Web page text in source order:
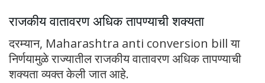
राजकीय वातावरण अधिक तापण्याची शक्यता
दरम्यान, Maharashtra anti conversion bill या
निर्णयामुळे राज्यातील राजकीय वातावरण अधिक तापण्याची
शक्यता व्यक्त केली जात आहे.